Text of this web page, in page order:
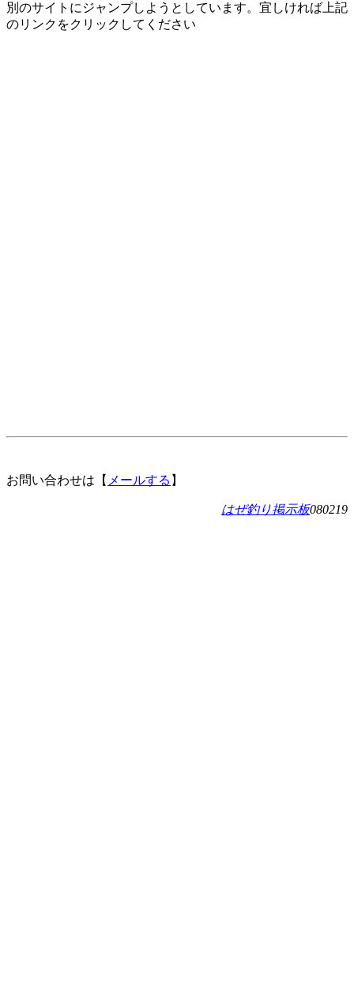
別のサイトにジャンプしようとしています。宜しければ上記
のリンクをクリックしてください
お問い合わせは【 メールする 】
はぜ釣り掲示板080219